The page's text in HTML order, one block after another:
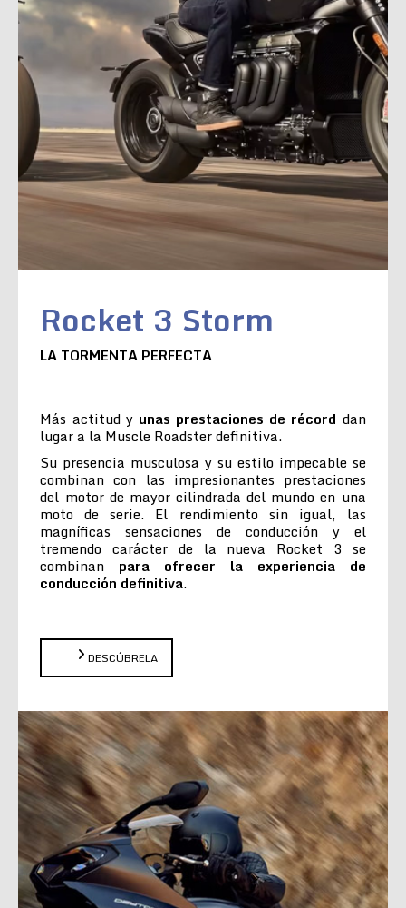
Rocket 3 Storm
LA TORMENTA PERFECTA
Más actitud y unas prestaciones de récord dan
lugar a la Muscle Roadster definitiva.
Su presencia musculosa y su estilo impecable se
combinan con las impresionantes prestaciones
del motor de mayor cilindrada del mundo en una
moto de serie. El rendimiento sin igual, las
magníficas sensaciones de conducción y el
tremendo carácter de la nueva Rocket 3 se
combinan para ofrecer la experiencia de
conducción definitiva.
DESCÚBRELA